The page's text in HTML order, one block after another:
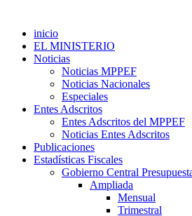
inicio
EL MINISTERIO
Noticias
Noticias MPPEF
Noticias Nacionales
Especiales
Entes Adscritos
Entes Adscritos del MPPEF
Noticias Entes Adscritos
Publicaciones
Estadísticas Fiscales
Gobierno Central
Ampliada
Mensual
Trimestral